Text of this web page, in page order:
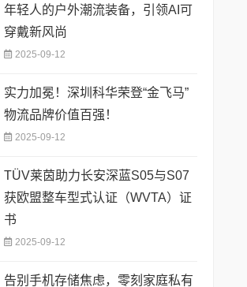
年轻人的户外潮流装备，引领AI可
穿戴新风尚
2025-09-12
实力加冕！深圳科华荣登“金飞马”
物流品牌价值百强！
2025-09-12
TÜV莱茵助力长安深蓝S05与S07
获欧盟整车型式认证（WVTA）证
书
2025-09-12
告别手机存储焦虑，零刻家庭私有